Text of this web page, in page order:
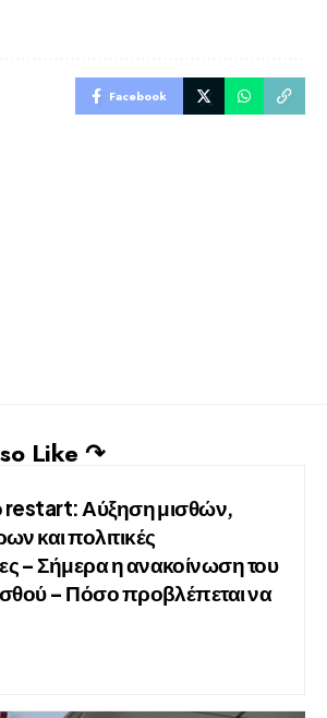
Facebook
Like ↷
restart: Αύξηση μισθών,
και πολιτικές
– Σήμερα η ανακοίνωση του
– Πόσο προβλέπεται να